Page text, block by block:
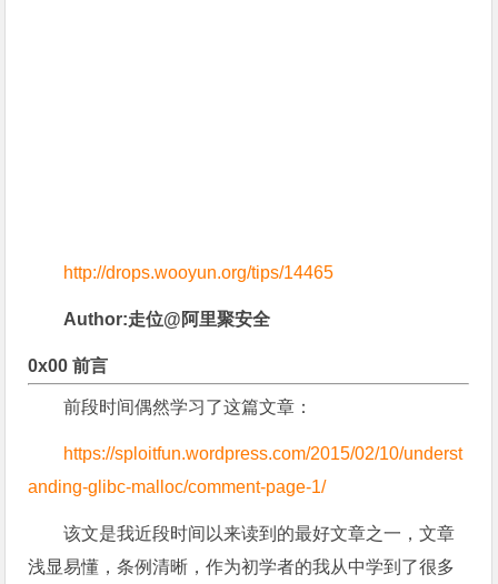
http://drops.wooyun.org/tips/14465
Author:走位@阿里聚安全
0x00 前言
前段时间偶然学习了这篇文章：
https://sploitfun.wordpress.com/2015/02/10/underst
anding-glibc-malloc/comment-page-1/
该文是我近段时间以来读到的最好文章之一，文章
浅显易懂，条例清晰，作为初学者的我从中学到了很多